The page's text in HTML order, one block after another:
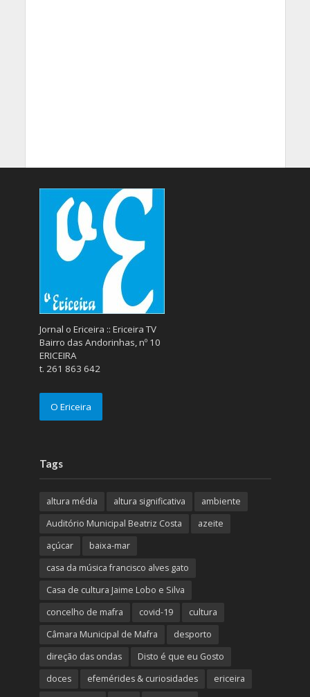
Jornal o Ericeira :: Ericeira TV
Bairro das Andorinhas, nº 10
ERICEIRA
t. 261 863 642
O Ericeira
Tags
altura média altura significativa
ambiente
Auditório Municipal Beatriz Costa
azeite
açúcar
baixa-mar
casa da música francisco alves gato
Casa de cultura Jaime Lobo e Silva
concelho de mafra
covid-19
cultura
Câmara Municipal de Mafra
desporto
direção das ondas
Disto é que eu Gosto
doces
efemérides & curiosidades
ericeira